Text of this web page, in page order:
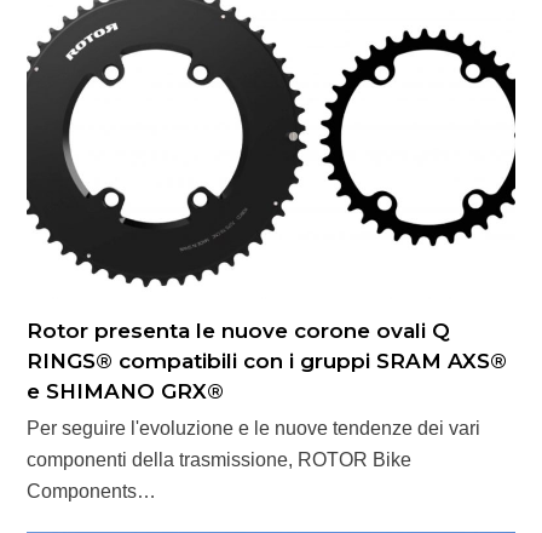
Rotor presenta le nuove corone ovali Q
RINGS® compatibili con i gruppi SRAM AXS®
e SHIMANO GRX®
Per seguire l'evoluzione e le nuove tendenze dei vari
componenti della trasmissione, ROTOR Bike
Components…